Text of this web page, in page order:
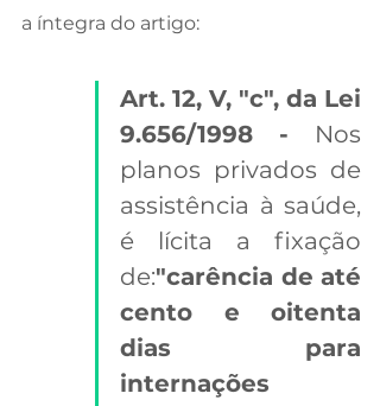
a íntegra do artigo:
Art. 12, V, "c", da Lei
9.656/1998 - Nos
planos privados de
assistência à saúde,
é lícita a fixação
de:"carência de até
cento e oitenta
dias para
internações